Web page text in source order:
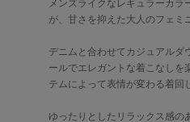
メンズライクなレギュラーカラ
が、甘さを抑えた大人のフェミ
デニムと合わせてカジュアルダ
ールでエレガントな着こなしを
テムによって表情が変わる着回
ゆったりとしたリラックス感の